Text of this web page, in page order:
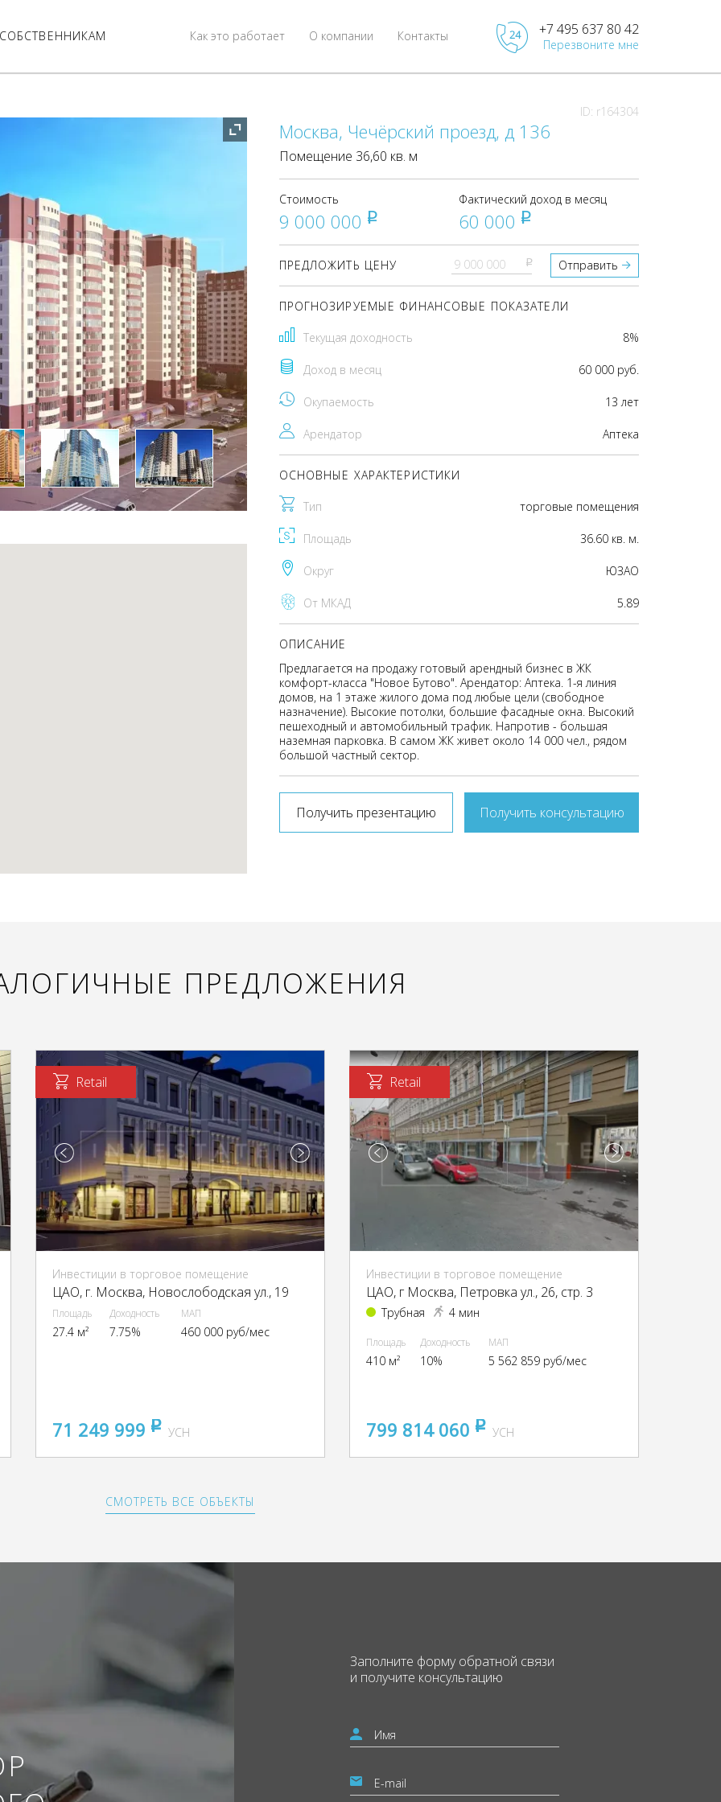
Контакты
О компании
Как это работает +7 495 637 80 42
Перезвоните мне
ID: r164304
Москва, Чечёрский проезд, д 136
Помещение 36,60 кв. м
Стоимость
9 000 000 pуб
Фактический доход в месяц
60 000 pуб
ПРЕДЛОЖИТЬ ЦЕНУ pуб Отправить
ПРОГНОЗИРУЕМЫЕ ФИНАНСОВЫЕ ПОКАЗАТЕЛИ
Текущая доходность 8%
Доход в месяц 60 000 руб.
Окупаемость 13 лет
Арендатор Аптека
ОСНОВНЫЕ ХАРАКТЕРИСТИКИ
Тип торговые помещения
Площадь 36.60 кв. м.
Округ ЮЗАО
От МКАД 5.89
ОПИСАНИЕ
Предлагается на продажу готовый арендный бизнес в ЖК
комфорт-класса "Новое Бутово". Арендатор: Аптека. 1-я линия
домов, на 1 этаже жилого дома под любые цели (свободное
назначение). Высокие потолки, большие фасадные окна. Высокий
пешеходный и автомобильный трафик. Напротив - большая
наземная парковка. В самом ЖК живет около 14 000 чел., рядом
большой частный сектор.
Получить презентацию Получить консультацию
ПРЕДЛОЖЕНИЯ
Retail
Инвестиции в торговое помещение
ЦАО, г. Москва, Новослободская ул., 19
Площадь
27.4 м²
Доходность
7.75%
МАП
460 000 руб/мес
71 249 999 pуб
УСН
Retail
Инвестиции в торговое помещение
ЦАО, г Москва, Петровка ул., 26, стр. 3
Трубная 4 мин
Площадь
410 м²
Доходность
10%
МАП
5 562 859 руб/мес
799 814 060 pуб
УСН
СМОТРЕТЬ ВСЕ ОБЪЕКТЫ
Заполните формуобратной связи
и получите консультацию